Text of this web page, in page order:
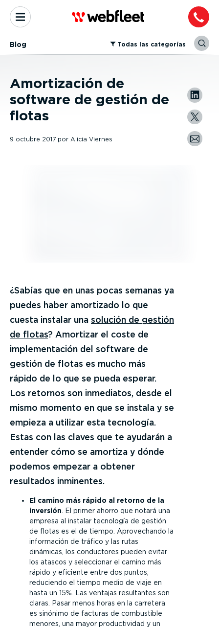
Blog ⁠Todas las categorías
Amortización de
software de gestión de
flotas
9 octubre 2017 por Alicia Viernes
¿Sabías que en unas pocas semanas ya
puedes haber amortizado lo que
cuesta instalar una solución de gestión
de flotas? Amortizar el coste de
implementación del software de
gestión de flotas es mucho más
rápido de lo que se pueda esperar.
Los retornos son inmediatos, desde el
mismo momento en que se instala y se
empieza a utilizar esta tecnología.
Estas con las claves que te ayudarán a
entender cómo se amortiza y dónde
podemos empezar a obtener
resultados inminentes.
El camino más rápido al retorno de la
inversión . El primer ahorro que notará una
empresa al instalar tecnología de gestión
de flotas es el de tiempo. Aprovechando la
información de tráfico y las rutas
dinámicas, los conductores pueden evitar
los atascos y seleccionar el camino más
rápido y eficiente entre dos puntos,
reduciendo el tiempo medio de viaje en
hasta un 15%. Las ventajas resultantes son
claras. Pasar menos horas en la carretera
es sinónimo de facturas de combustible
menores, una mayor productividad y un